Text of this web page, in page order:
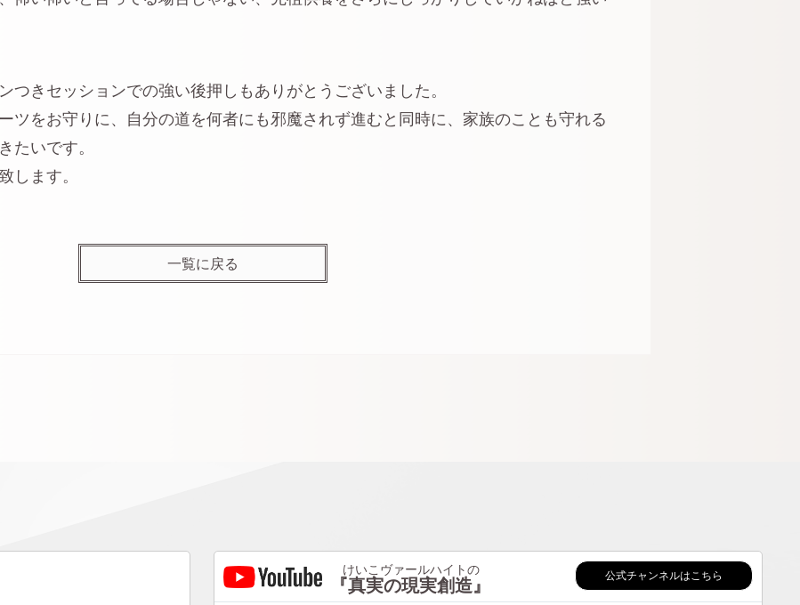
つきセッションでの強い後押しもありがとうございました。
ツをお守りに、自分の道を何者にも邪魔されず進むと同時に、家族のことも守れる
たいです。
します。
一覧に戻る
けいこヴァールハイトの
『真実の現実創造』 公式チャンネルはこちら